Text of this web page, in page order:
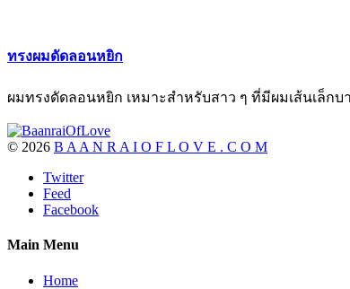
ทรงผมดัดลอนหยิก
ผมทรงดัดลอนหยิก เหมาะสำหรับสาว ๆ ที่มีผมเส้นเล็ก
© 2026 B A A N R A I O F L O V E . C O M
Twitter
Feed
Facebook
Main Menu
Home